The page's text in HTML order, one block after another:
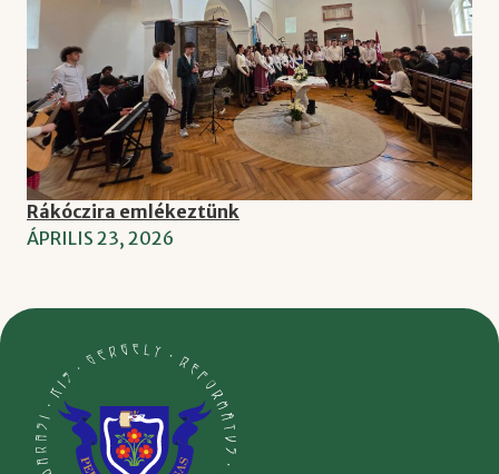
Rákóczira emlékeztünk
ÁPRILIS 23, 2026